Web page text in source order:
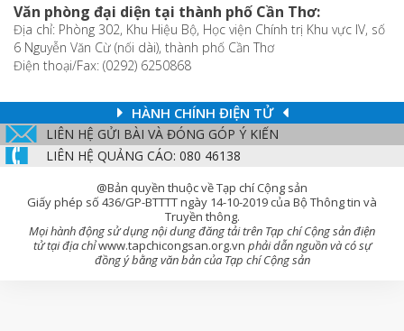
Văn phòng đại diện tại thành phố Cần Thơ:
Địa chỉ: Phòng 302, Khu Hiệu Bộ, Học viện Chính trị Khu vực IV, số
6 Nguyễn Văn Cừ (nối dài), thành phố Cần Thơ
Điện thoại/Fax: (0292) 6250868
HÀNH CHÍNH ĐIỆN TỬ
LIÊN HỆ GỬI BÀI VÀ ĐÓNG GÓP Ý KIẾN
LIÊN HỆ QUẢNG CÁO: 080 46138
@Bản quyền thuộc về Tạp chí Cộng sản
Giấy phép số 436/GP-BTTTT ngày 14-10-2019 của Bộ Thông tin và
Truyền thông.
Mọi hành động sử dụng nội dung đăng tải trên Tạp chí Cộng sản điện
tử tại địa chỉwww.tapchicongsan.org.vn phải dẫn nguồn và có sự
đồng ý bằng văn bản của Tạp chí Cộng sản